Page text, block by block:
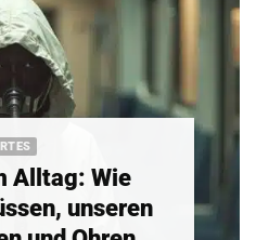
Alltag: Wie
unseren